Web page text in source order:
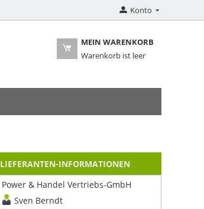
Konto
MEIN WARENKORB
Warenkorb ist leer
LIEFERANTEN-INFORMATIONEN
Power & Handel Vertriebs-GmbH
Sven Berndt